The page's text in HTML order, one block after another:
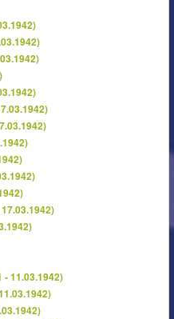
- 11.03.1942)